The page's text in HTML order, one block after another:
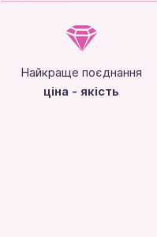
Найкраще поєднання
ціна - якість